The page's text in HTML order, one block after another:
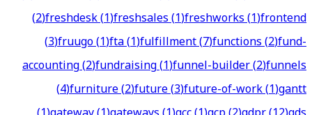
(2)freshdesk(1)freshsales(1)freshworks(1)frontend
(3)fruugo(1)fta(1)fulfillment(7)functions(2)fund-
accounting(2)fundraising(1)funnel-builder(2)funnels
(4)furniture(2)future(3)future-of-work(1)gantt